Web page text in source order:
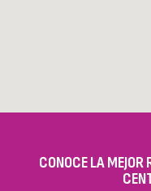
CONOCE LA